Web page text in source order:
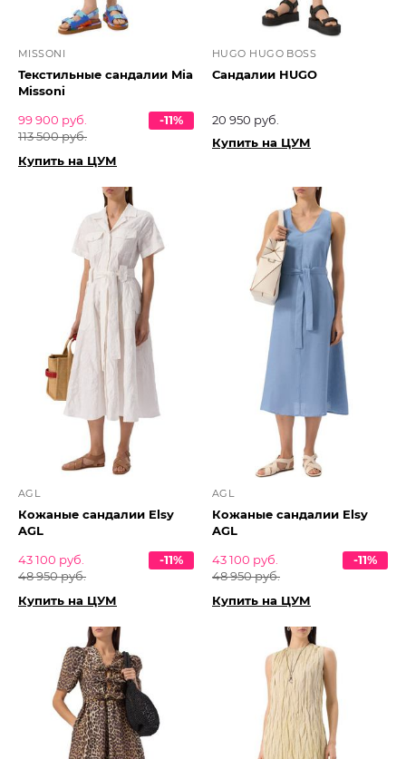
MISSONI
Текстильные сандалии Mia
Missoni
99 900 руб.
113 500 руб.
-11%
Купить на ЦУМ
HUGO HUGO BOSS
Сандалии HUGO
20 950 руб.
Купить на ЦУМ
AGL
Кожаные сандалии Elsy
AGL
43 100 руб.
48 950 руб.
-11%
Купить на ЦУМ
AGL
Кожаные сандалии Elsy
AGL
43 100 руб.
48 950 руб.
-11%
Купить на ЦУМ